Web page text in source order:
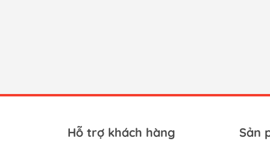
Hỗ trợ khách hàng Sản